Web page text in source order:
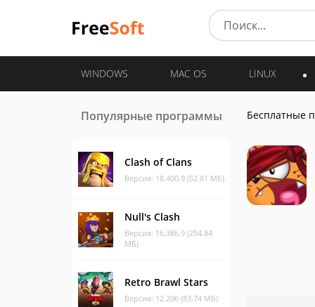
WINDOWS MAC OS LINUX
Популярные программы
Clash of Clans
Версия: 18.400.9 (52.81 МБ)
Null's Clash
Версия: 16.386.9 (254.84
МБ)
Retro Brawl Stars
Версия: 12.206 (83.74 МБ)
Бесплатные